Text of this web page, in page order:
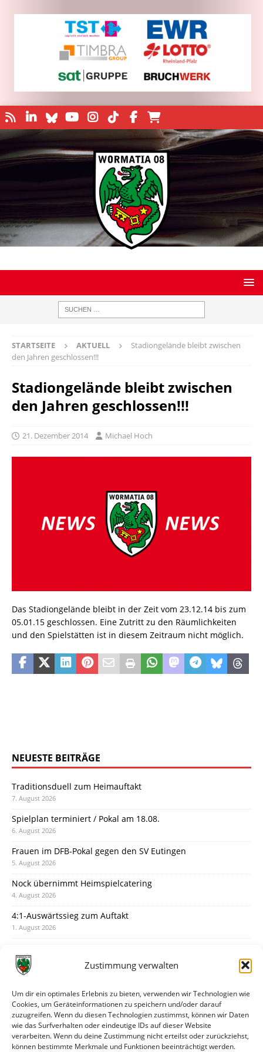
Zustimmung verwalten
Um dir ein optimales Erlebnis zu bieten, verwenden wir Technologien wie
Cookies, um Geräteinformationen zu speichern und/oder darauf
zuzugreifen. Wenn du diesen Technologien zustimmst, können wir Daten
wie das Surfverhalten oder eindeutige IDs auf dieser Website
verarbeiten. Wenn du deine Zustimmung nicht erteilst oder zurückziehst,
können bestimmte Merkmale und Funktionen beeinträchtigt werden.
STARTSEITE AKTUELL
Stadiongelände bleibt zwischen
den Jahren geschlossen!!!
Stadiongelände bleibt zwischen
den Jahren geschlossen!!!
21. Dezember 2014 Michael Hoch
Das Stadiongelände bleibt in der Zeit vom 23.12.14 bis zum
05.01.15 geschlossen. Eine Zutritt zu den Räumlichkeiten
und den Spielstätten ist in diesem Zeitraum nicht möglich.
NEUESTE BEITRÄGE
Traditionsduell zum Heimauftakt
7. August 2026
Spielplan terminiert / Pokal am 18.08.
6. August 2026
Frauen im DFB-Pokal gegen den SV Eutingen
5. August 2026
Nock übernimmt Heimspielcatering
4. August 2026
4:1-Auswärtssieg zum Auftakt
1. August 2026
31. Juli 2026
30. Juli 2026
Deine Spielminute: 89+1
28. Juli 2026
Neuer Rückensponsor